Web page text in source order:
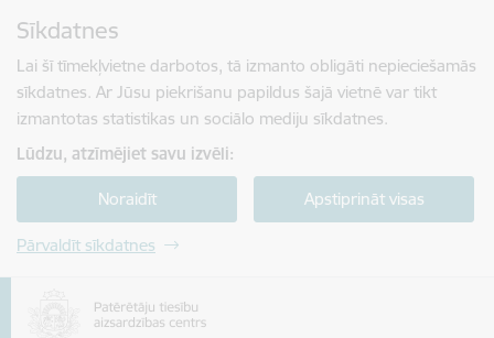
Sīkdatnes
Lai šī tīmekļvietne darbotos, tā izmanto obligāti nepieciešamās
sīkdatnes. Ar Jūsu piekrišanu papildus šajā vietnē var tikt
izmantotas statistikas un sociālo mediju sīkdatnes.
Lūdzu, atzīmējiet savu izvēli:
Noraidīt Apstiprināt visas
Pārvaldīt sīkdatnes